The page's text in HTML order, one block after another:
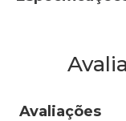
Avaliações